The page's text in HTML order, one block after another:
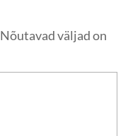
Nõutavad väljad on